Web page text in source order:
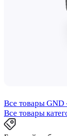
Все товары GND
Все товары